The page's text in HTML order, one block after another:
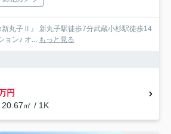
丸子Ⅱ』 新丸子駅徒歩7分武蔵小杉駅徒歩14
ョン♪ オ... もっと見る
円
20.67㎡ / 1K